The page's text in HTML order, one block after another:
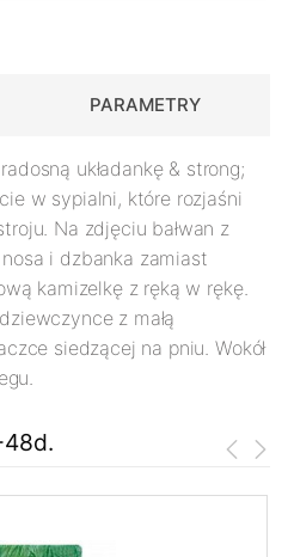
PARAMETRY
układankę & strong;
w sypialni, które rozjaśni
Na zdjęciu bałwan z
i dzbanka zamiast
kamizelkę z ręką w rękę.
z małą
siedzącej na pniu. Wokół
48d.